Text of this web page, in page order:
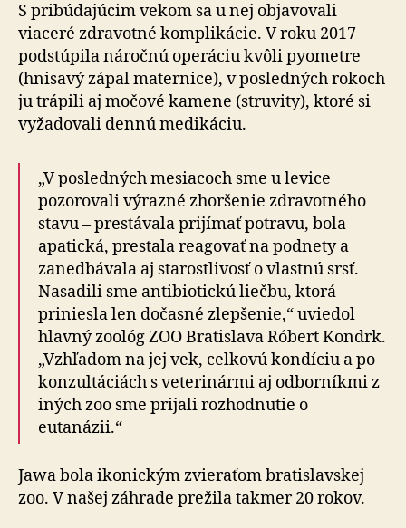
S pribúdajúcim vekom sa u nej objavovali
viaceré zdra­vot­né komplikácie. V roku 2017
podstúpila náročnú operáciu kvôli pyometre
(hnisavý zápal maternice), v posledných rokoch
ju trápili aj močové kamene (struvity), ktoré si
vyžadovali dennú medikáciu.
„V posledných mesiacoch sme u levice
pozorovali výrazné zhoršenie zdravotného
stavu – prestávala prijímať potravu, bola
apatická, prestala reagovať na podnety a
zanedbávala aj starostlivosť o vlastnú srsť.
Nasadili sme antibiotickú liečbu, ktorá
priniesla len dočasné zlepšenie,“ uviedol
hlavný zoológ ZOO Bratislava Róbert Kondrk.
„Vzhľadom na jej vek, celkovú kondíciu a po
konzultáciách s veterinármi aj odborníkmi z
iných zoo sme prijali rozhodnutie o
eutanázii.“
Jawa bola ikonickým zvieraťom bratislavskej
zoo. V našej záhrade prežila takmer 20 rokov.